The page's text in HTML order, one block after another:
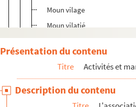
Moun vilage
Moun vilatjé
"Moun vilage" et "A
Lou trin das porcs, par Louis
Lou soulelh rits, par G.
Lou saumou, par le docteur
Présentation du contenu
Titre Activités et
Description du contenu